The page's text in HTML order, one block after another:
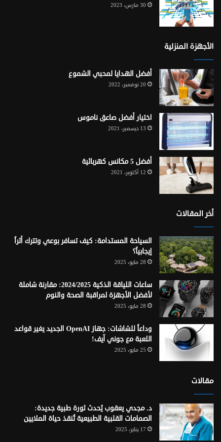
30 مارس، 2023
الأجهزة المنزلية
أفضل الهدايا لمحبي الشموع
20 نوفمبر، 2022
اختيار أفضل صاعق ناموس
13 ديسمبر، 2021
أفضل 5 مكانس كهربائية
12 أكتوبر، 2021
أخر المقالات
السياحة المستدامة: كيف تسافر بوعي وتترك أثراً
إيجابياً؟
28 مايو، 2025
ساعات اللياقة الذكية 2024/2025: مقارنة شاملة
لأفضل الأجهزة لمراقبة الصحة والنوم
28 مايو، 2025
وداعاً للشاشات: جهاز OpenAI الجديد يغير قواعد
اللعبة مع جوني آيف!
25 مايو، 2025
مقالات
د. مجدي يعقوب يُحدث ثورة طبية جديدة:
الصمامات القلبية الطبيعية تُنقذ حياة الملايين
17 يناير، 2025